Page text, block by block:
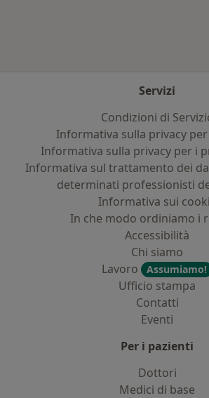
Servizi
Condizioni di
Informativa sulla privacy
Informativa sulla privacy per i
Informativa sul trattamento dei
determinati professionisti
Informativa sui
In che modo ordiniamo i
Accessibilità
Chi siamo
Lavoro
Assumiamo!
Ufficio stampa
Contatti
Eventi
Per i pazienti
Dottori
Medici di base